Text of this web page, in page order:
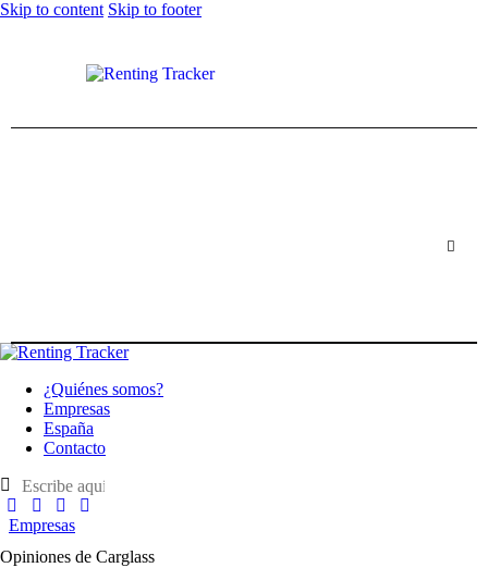
Skip to content Skip to footer
¿Quiénes somos?
Empresas
España
Contacto
Empresas
Opiniones de Carglass